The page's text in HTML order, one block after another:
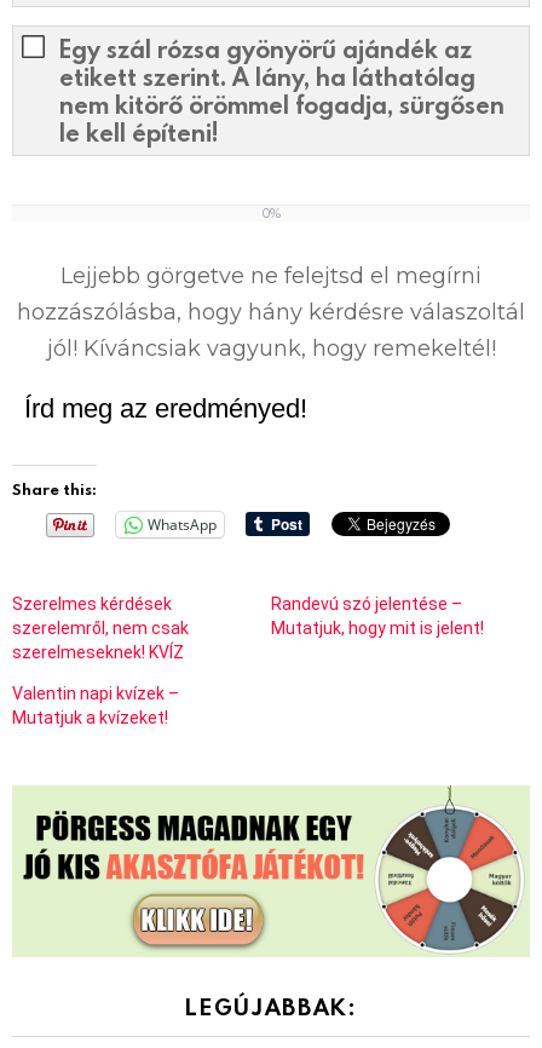
Egy szál rózsa gyönyörű ajándék az
etikett szerint. A lány, ha láthatólag
nem kitörő örömmel fogadja, sürgősen
le kell építeni!
0%
Lejjebb görgetve ne felejtsd el megírni
hozzászólásba, hogy hány kérdésre válaszoltál
jól! Kíváncsiak vagyunk, hogy remekeltél!
Írd meg az eredményed!
Share this:
WhatsApp
Szerelmes kérdések
szerelemről, nem csak
szerelmeseknek! KVÍZ
Randevú szó jelentése –
Mutatjuk, hogy mit is jelent!
Valentin napi kvízek –
Mutatjuk a kvízeket!
LEGÚJABBAK: